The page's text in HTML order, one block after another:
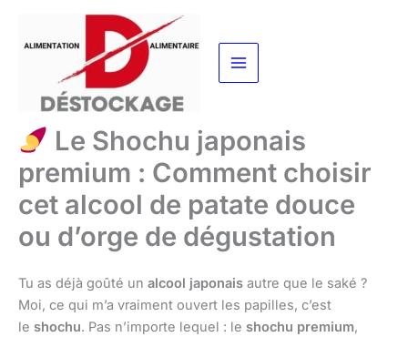
contenu
Le Shochu japonais
premium : Comment choisir
cet alcool de patate douce
ou d’orge de dégustation
Tu as déjà goûté un alcool japonais autre que le saké ?
Moi, ce qui m’a vraiment ouvert les papilles, c’est
le shochu. Pas n’importe lequel : le shochu premium,